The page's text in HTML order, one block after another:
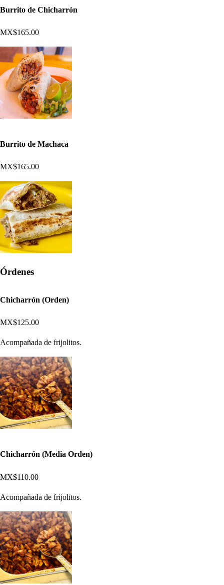
Burrito de Chicharrón
MX$165.00
Burrito de Machaca
MX$165.00
Órdenes
Chicharrón (Orden)
MX$125.00
Acompañada de frijolitos.
Chicharrón (Media Orden)
MX$110.00
Acompañada de frijolitos.